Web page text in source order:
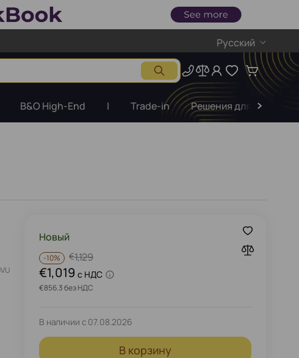
Русский
B&O High-End | Trade-in Решения для бизнеса
Новый
€1,019 c НДС
€856.3 без НДС
-10% 1,129
€
В наличии с 07.08.2026
В корзину